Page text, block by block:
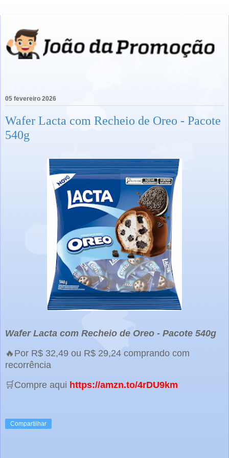
05 fevereiro 2026
Wafer Lacta com Recheio de Oreo - Pacote
540g
Wafer Lacta com Recheio de Oreo - Pacote 540g
🔥Por R$ 32,49 ou R$ 29,24 comprando com
recorrência
🛒Compre aqui https://amzn.to/4rDU9km
Compartilhar